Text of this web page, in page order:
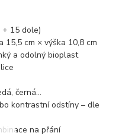
15 dole)
15,5 cm × výška 10,8 cm
a odolný bioplast
černá...
kontrastní odstíny – dle
na přání